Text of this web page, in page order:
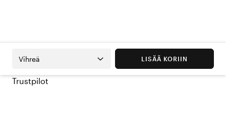
Vihreä LISÄÄ KORIIN
Trustpilot